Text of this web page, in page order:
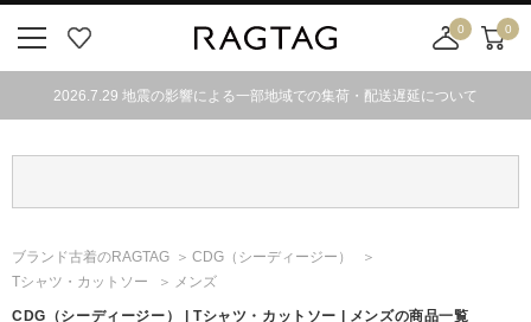
気
0
舗
カ
0
2026.7.29 地震の影響による一部地域での集荷・配送遅延について
ブランド古着のRAGTAG CDG （シーディージー）
Tシャツ・カットソー
メンズ
CDG （シーディージー） | Tシャツ・カットソー | メンズの商品一覧